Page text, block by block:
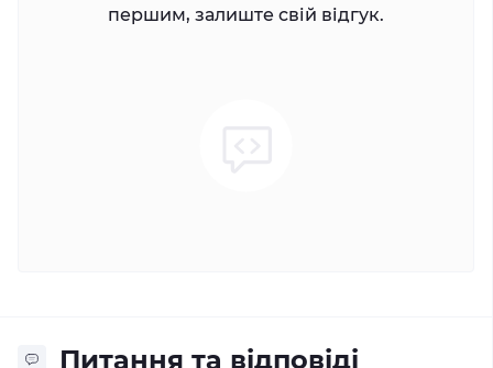
першим, залиште свій відгук.
Питання та відповіді